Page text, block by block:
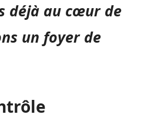
déjà au cœur de
un foyer de